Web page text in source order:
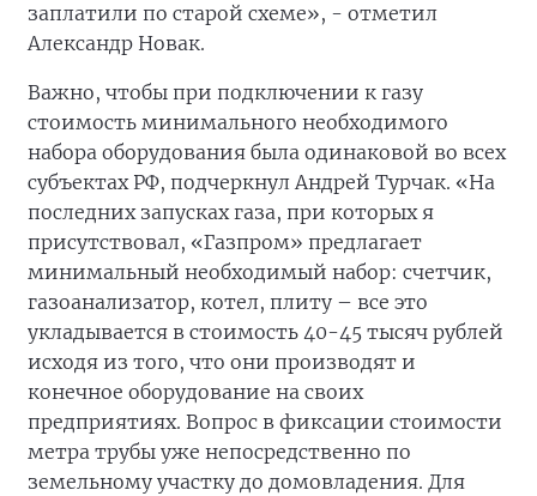
заплатили по старой схеме», - отметил
Александр Новак.
Важно, чтобы при подключении к газу
стоимость минимального необходимого
набора оборудования была одинаковой во всех
субъектах РФ, подчеркнул Андрей Турчак. «На
последних запусках газа, при которых я
присутствовал, «Газпром» предлагает
минимальный необходимый набор: счетчик,
газоанализатор, котел, плиту – все это
укладывается в стоимость 40-45 тысяч рублей
исходя из того, что они производят и
конечное оборудование на своих
предприятиях. Вопрос в фиксации стоимости
метра трубы уже непосредственно по
земельному участку до домовладения. Для